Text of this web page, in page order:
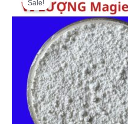
Sale!